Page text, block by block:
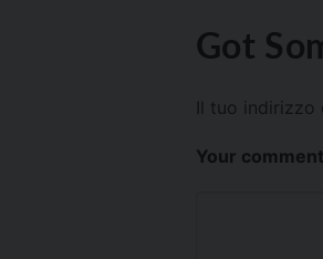
Got
Il tuo
Your comment